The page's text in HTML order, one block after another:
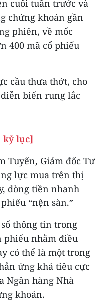
cuối tuần trước và
chứng khoán gần
phiên, về mốc
400 mã cổ phiếu
cầu thưa thớt, cho
biến rung lắc
kỷ lục]
Tuyến, Giám đốc Tư
lực mua trên thị
dòng tiền nhanh
“nện sàn.”
thông tin trong
phiếu nhằm điều
có thể là một trong
ứng khá tiêu cực
Ngân hàng Nhà
khoán.